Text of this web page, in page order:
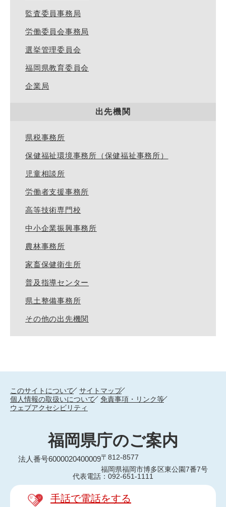
監査委員事務局
労働委員会事務局
選挙管理委員会
福岡県教育委員会
企業局
出先機関
県税事務所
保健福祉環境事務所（保健福祉事務所）
児童相談所
労働者支援事務所
高等技術専門校
中小企業振興事務所
農林事務所
家畜保健衛生所
普及指導センター
県土整備事務所
その他の出先機関
このサイトについて
サイトマップ
個人情報の取扱いについて
免責事項・リンク等
ウェブアクセシビリティ
福岡県庁のご案内
法人番号6000020400009〒812-8577
福岡県福岡市博多区東公園7番7号
代表電話：092-651-1111
手話で電話をする